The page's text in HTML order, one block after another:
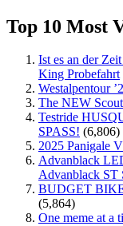
Top 10 Most
Ist es an der
King Probefahrt
Westalpentour
The NEW
Testride
SPASS! (6,806)
2025 Panigale
Advanblack
Advanblack ST
BUDGET
(5,864)
One meme at a